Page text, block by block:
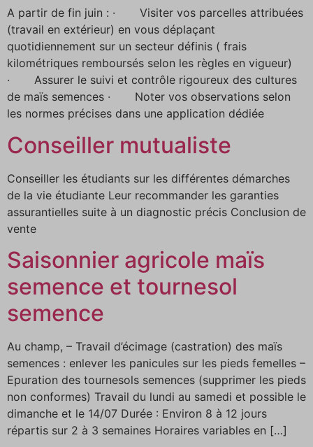
A partir de fin juin : · Visiter vos parcelles attribuées
(travail en extérieur) en vous déplaçant
quotidiennement sur un secteur définis ( frais
kilométriques remboursés selon les règles en vigueur)
· Assurer le suivi et contrôle rigoureux des cultures
de maïs semences · Noter vos observations selon
les normes précises dans une application dédiée
Conseiller mutualiste
Conseiller les étudiants sur les différentes démarches
de la vie étudiante Leur recommander les garanties
assurantielles suite à un diagnostic précis Conclusion de
vente
Saisonnier agricole maïs
semence et tournesol
semence
Au champ, – Travail d’écimage (castration) des maïs
semences : enlever les panicules sur les pieds femelles –
Epuration des tournesols semences (supprimer les pieds
non conformes) Travail du lundi au samedi et possible le
dimanche et le 14/07 Durée : Environ 8 à 12 jours
répartis sur 2 à 3 semaines Horaires variables en […]